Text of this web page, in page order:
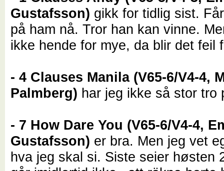
Gustafsson) gikk for tidlig sist.
på ham nå. Tror han kan vinne.
ikke hende for mye, da blir det feil
- 4 Clauses Manila (V65-6/V4-4,
Palmberg) har jeg ikke så stor tro
- 7 How Dare You (V65-6/V4-4,
Gustafsson) er bra. Men jeg vet
hva jeg skal si. Siste seier høsten